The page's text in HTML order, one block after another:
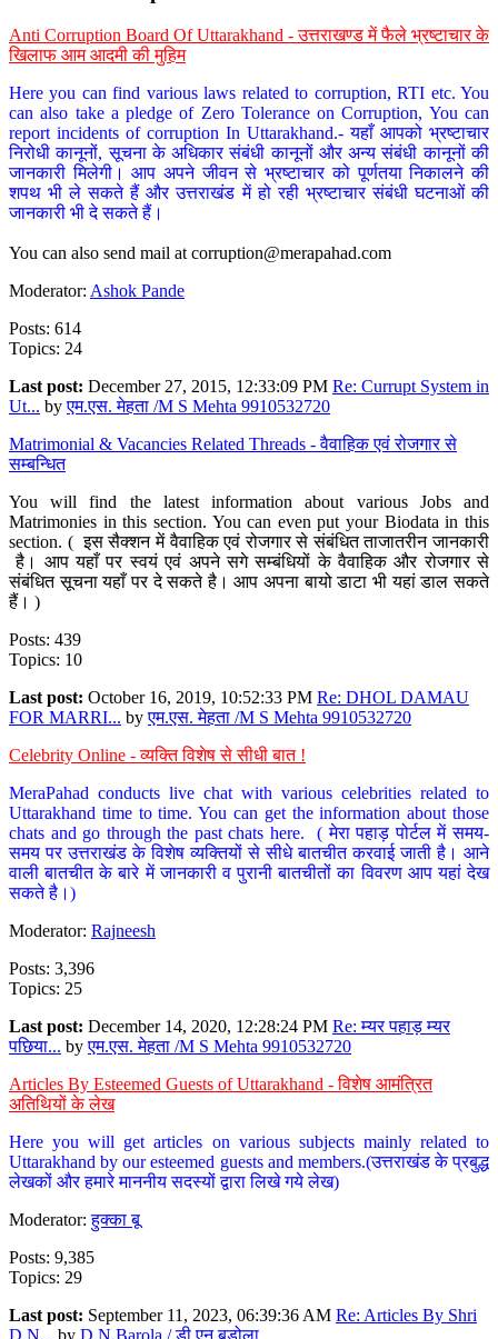
Anti Corruption Board Of Uttarakhand - उत्तराखण्ड में फैले भ्रष्टाचार के
खिलाफ आम आदमी की मुहिम
Here you can find various laws related to corruption, RTI etc. You
can also take a pledge of Zero Tolerance on Corruption, You can
report incidents of corruption In Uttarakhand.- यहाँ आपको भ्रष्टाचार
निरोधी कानूनों, सूचना के अधिकार संबंधी कानूनों और अन्य संबंधी कानूनों की
जानकारी मिलेगी। आप अपने जीवन से भ्रष्टाचार को पूर्णतया निकालने की
शपथ भी ले सकते हैं और उत्तराखंड में हो रही भ्रष्टाचार संबंधी घटनाओं की
जानकारी भी दे सकते हैं।
You can also send mail at corruption@merapahad.com
Moderator: Ashok Pande
Posts: 614
Topics: 24
Last post: December 27, 2015, 12:33:09 PM Re: Currupt System in
Ut... byएम.एस. मेहता /M S Mehta 9910532720
Matrimonial & Vacancies Related Threads - वैवाहिक एवं रोजगार से
सम्बन्धित
You will find the latest information about various Jobs and
Matrimonies in this section. You can even put your Biodata in this
section. ( इस सैक्शन में वैवाहिक एवं रोजगार से संबंधित ताजातरीन जानकारी
है। आप यहाँ पर स्वयं एवं अपने सगे सम्बंधियों के वैवाहिक और रोजगार से
संबंधित सूचना यहाँ पर दे सकते है। आप अपना बायो डाटा भी यहां डाल सकते
हैं। )
Posts: 439
Topics: 10
Last post: October 16, 2019, 10:52:33 PM Re: DHOL DAMAU
FOR MARRI... byएम.एस. मेहता /M S Mehta 9910532720
Celebrity Online - व्यक्ति विशेष से सीधी बात !
MeraPahad conducts live chat with various celebrities related to
Uttarakhand time to time. You can get the information about those
chats and go through the past chats here. ( मेरा पहाड़ पोर्टल में समय-
समय पर उत्तराखंड के विशेष व्यक्तियों से सीधे बातचीत करवाई जाती है। आने
वाली बातचीत के बारे में जानकारी व पुरानी बातचीतों का विवरण आप यहां देख
सकते है।)
Moderator: Rajneesh
Posts: 3,396
Topics: 25
Last post: December 14, 2020, 12:28:24 PM Re: म्यर पहाड़ म्यर
पछिया... byएम.एस. मेहता /M S Mehta 9910532720
Articles By Esteemed Guests of Uttarakhand - विशेष आमंत्रित
अतिथियों के लेख
Here you will get articles on various subjects mainly related to
Uttarakhand by our esteemed guests and members.(उत्तराखंड के प्रबुद्ध
लेखकों और हमारे माननीय सदस्यों द्वारा लिखे गये लेख)
Moderator:हुक्का बू
Posts: 9,385
Topics: 29
Last post: September 11, 2023, 06:39:36 AM Re: Articles By Shri
D.N... by D.N.Barola / डी एन बड़ोला